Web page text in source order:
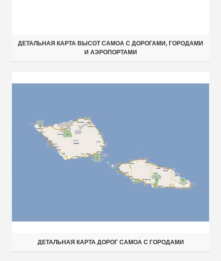
ДЕТАЛЬНАЯ КАРТА ВЫСОТ САМОА С ДОРОГАМИ, ГОРОДАМИ
И АЭРОПОРТАМИ
ДЕТАЛЬНАЯ КАРТА ДОРОГ САМОА С ГОРОДАМИ